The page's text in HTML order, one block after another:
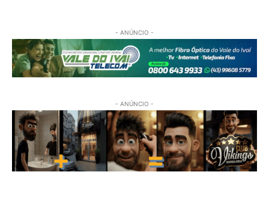
- ANÚNCIO -
- ANÚNCIO -